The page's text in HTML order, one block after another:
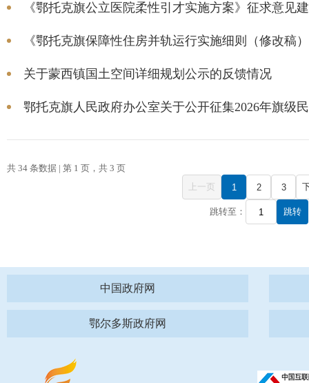
《鄂托克旗公立医院柔性引才实施方案》征求意见
《鄂托克旗保障性住房并轨运行实施细则（修改稿
关于蒙西镇国土空间详细规划公示的反馈情况
鄂托克旗人民政府办公室关于公开征集2026年旗级
共 34 条数据 | 第 1 页，共 3 页
上一页
1 2 3
跳转至： 跳转
中国政府网
鄂尔多斯政府网